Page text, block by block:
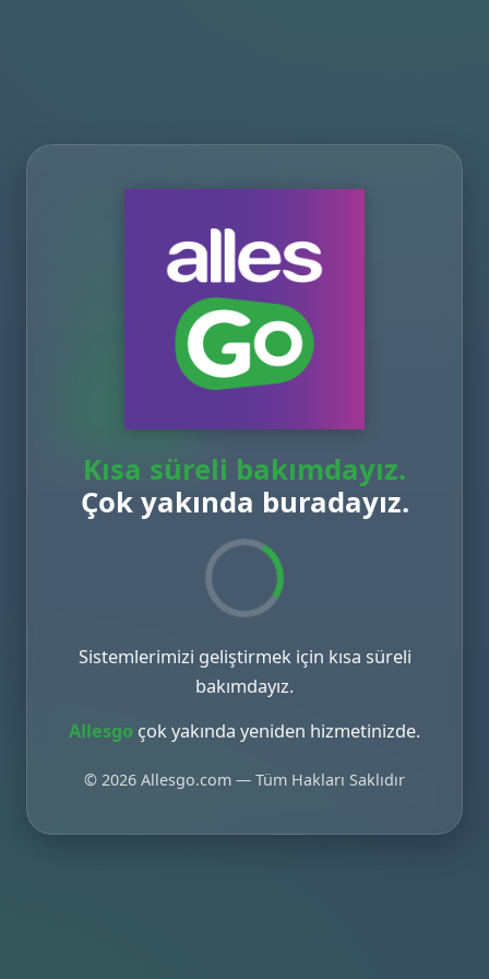
Kısa süreli bakımdayız.
Çok yakında buradayız.
Sistemlerimizi geliştirmek için kısa süreli
bakımdayız.
Allesgo çok yakında yeniden hizmetinizde.
© 2026 Allesgo.com — Tüm Hakları Saklıdır